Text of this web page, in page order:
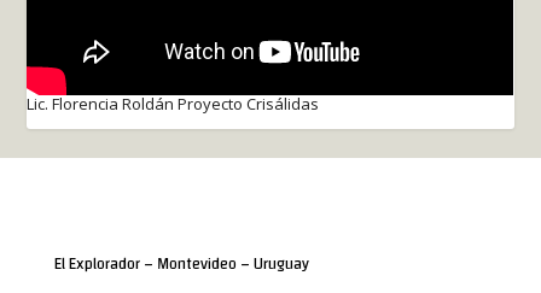
Lic. Florencia Roldán Proyecto Crisálidas
El Explorador – Montevideo – Uruguay